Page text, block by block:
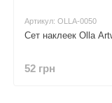
Артикул: OLLA-0050
Сет наклеек Olla
52 грн